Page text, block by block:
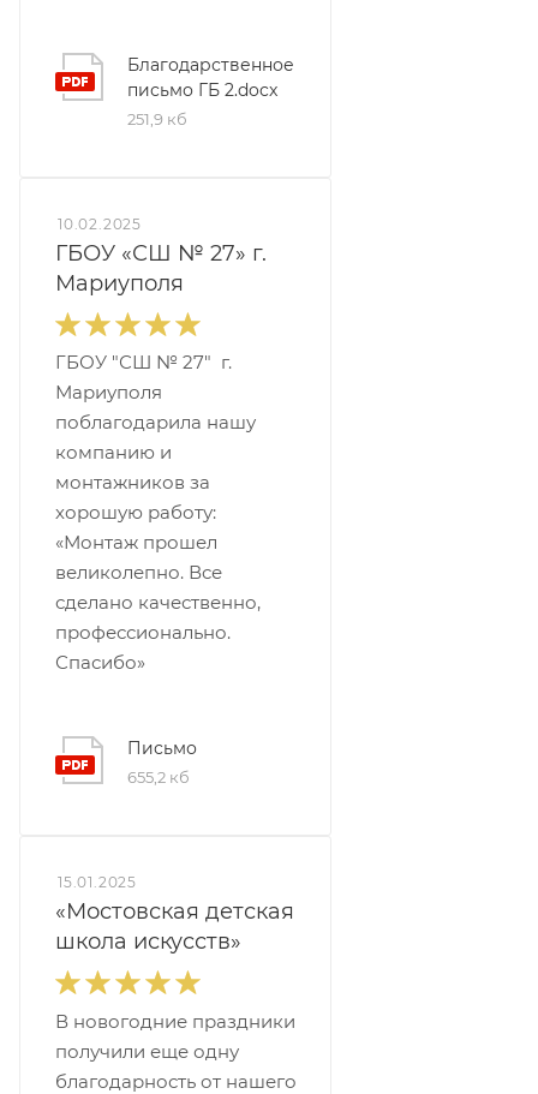
Благодарственное
письмо ГБ 2.docx
251,9 кб
10.02.2025
ГБОУ «СШ № 27» г.
Мариуполя
ГБОУ "СШ № 27" г.
Мариуполя
поблагодарила нашу
компанию и
монтажников за
хорошую работу:
«Монтаж прошел
великолепно. Все
сделано качественно,
профессионально.
Спасибо»
Письмо
655,2 кб
15.01.2025
«Мостовская детская
школа искусств»
В новогодние праздники
получили еще одну
благодарность от нашего